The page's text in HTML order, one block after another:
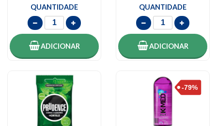
QUANTIDADE
ADICIONAR
QUANTIDADE
ADICIONAR